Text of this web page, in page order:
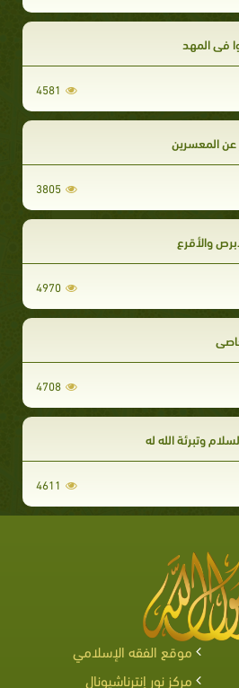
في المهد
4581
عن المعسرين
3805
والأقرع
4970
4708
وتبرئة الله له
4611
موقع الفقه الإسلامي
مركز نور إنترناشيونال